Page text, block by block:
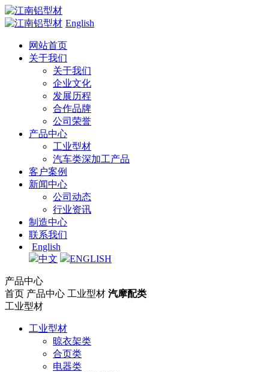
English
网站首页
关于我们
关于我们
企业文化
发展历程
合作品牌
公司荣誉
产品中心
工业型材
汽车类深加工产品
客户案例
新闻中心
公司动态
行业资讯
制造中心
联系我们
English
中文
ENGLISH
产品中心
首页 产品中心 工业型材 汽摩配类
工业型材
工业型材
晾衣架类
合页类
电器类